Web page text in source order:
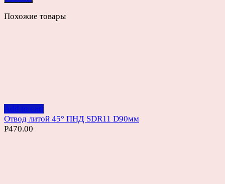
Похожие товары
Add to cart
Отвод литой 45° ПНД SDR11 D90мм
Р470.00